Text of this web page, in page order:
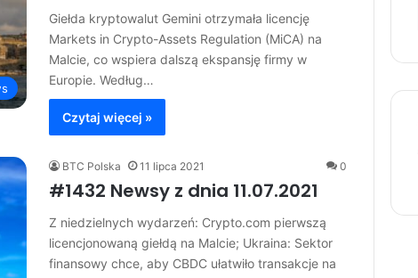
Giełda kryptowalut Gemini otrzymała licencję
Markets in Crypto-Assets Regulation (MiCA) na
Malcie, co wspiera dalszą ekspansję firmy w
Europie. Według…
Czytaj więcej »
BTC Polska 11 lipca 2021 0
#1432 Newsy z dnia 11.07.2021
Z niedzielnych wydarzeń: Crypto.com pierwszą
licencjonowaną giełdą na Malcie; Ukraina: Sektor
finansowy chce, aby CBDC ułatwiło transakcje na